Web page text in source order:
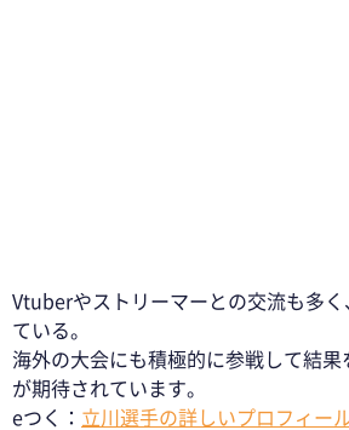
Vtuberやストリーマーとの交流も多
ている。
海外の大会にも積極的に参戦して結
が期待されています。
eつく： 立川選手の詳しいプロフィー